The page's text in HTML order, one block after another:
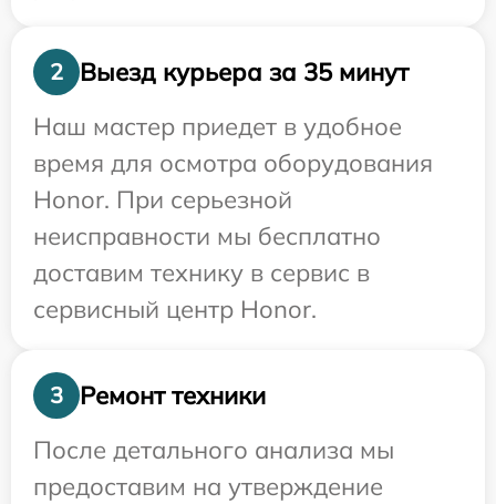
2
Выезд курьера за 35 минут
Наш мастер приедет в удобное
время для осмотра оборудования
Honor. При серьезной
неисправности мы бесплатно
доставим технику в сервис в
сервисный центр Honor.
3
Ремонт техники
После детального анализа мы
предоставим на утверждение